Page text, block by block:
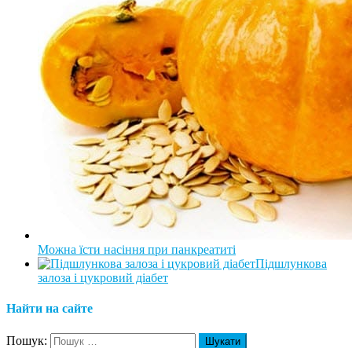
Можна їсти насіння при панкреатиті
Підшлункова
залоза і цукровий діабет
Найти на сайте
Пошук: